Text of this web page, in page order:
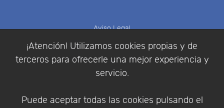
¡Atención! Utilizamos cookies propias y de
terceros para ofrecerle una mejor experiencia y
servicio.
Puede aceptar todas las cookies pulsando el
Aviso Legal
Condiciones de compra
Identificarse